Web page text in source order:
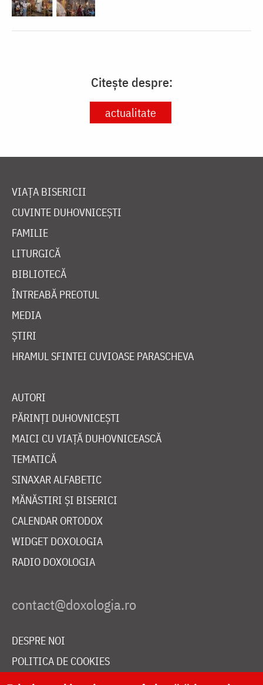
Citește despre:
actualitate
VIAȚA BISERICII
CUVINTE DUHOVNICEȘTI
FAMILIE
LITURGICĂ
BIBLIOTECĂ
ÎNTREABĂ PREOTUL
MEDIA
ȘTIRI
HRAMUL SFINTEI CUVIOASE PARASCHEVA
AUTORI
PĂRINȚI DUHOVNICEȘTI
MAICI CU VIAȚĂ DUHOVNICEASCĂ
TEMATICĂ
SINAXAR ALFABETIC
MĂNĂSTIRI ȘI BISERICI
CALENDAR ORTODOX
WIDGET DOXOLOGIA
RADIO DOXOLOGIA
DESPRE NOI
POLITICA DE COOKIES
DONEAZĂ ONLINE PENTRU CATEDRALA NAȚIONALĂ